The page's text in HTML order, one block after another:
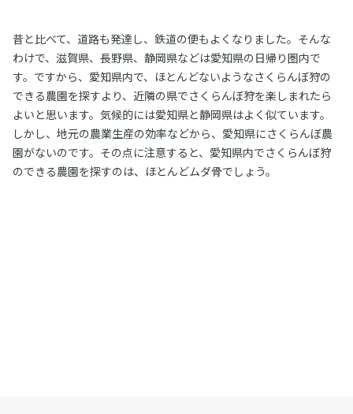
昔と比べて、道路も発達し、鉄道の便もよくなりました。そんな
わけで、滋賀県、長野県、静岡県などは愛知県の日帰り圏内で
す。ですから、愛知県内で、ほとんどないようなさくらんぼ狩の
できる農園を探すより、近隣の県でさくらんぼ狩を楽しまれたら
よいと思います。気候的には愛知県と静岡県はよく似ています。
しかし、地元の農業生産の効率などから、愛知県にさくらんぼ農
園がないのです。その点に注意すると、愛知県内でさくらんぼ狩
のできる農園を探すのは、ほとんどムダ骨でしょう。